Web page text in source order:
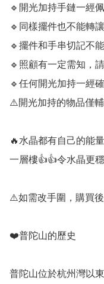
🔹️開光加持手鏈一經
🔹️同樣擺件也不能轉
🔹️擺件和手串切記不
🔹️照顧有一定需知，
🔹️任何開光加持一經
⚠️開光加持的物品僅
🔥水晶都有自己的能
一層樓👍👍令水晶更
⚠️如需改手圍，購買
❤️普陀山的歷史
普陀山位於杭州灣以